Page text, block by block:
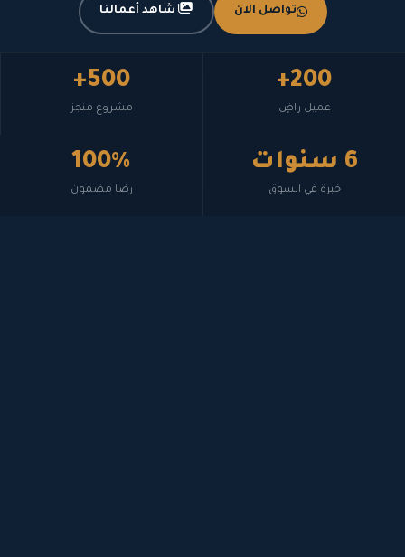
تواصل الآن شاهد أعمالنا
200+
عميل راضٍ
500+
مشروع منجز
6 سنوات
خبرة في السوق
100%
رضا مضمون